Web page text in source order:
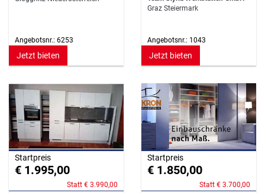
Angebotsnr.: 6253
Jetzt bieten
Graz Steiermark
Angebotsnr.: 1043
Jetzt bieten
Startpreis
€ 1.995,00
Statt € 3.990,00
Startpreis
€ 1.850,00
Statt € 3.700,00